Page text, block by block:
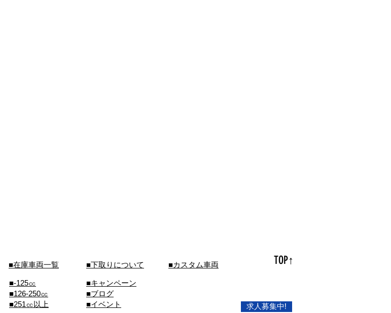
■在庫車両一覧 ■下取りについて
■-125㏄
■126-250㏄
■251㏄以上
■キャンペーン
■ブログ
■イベント
■カスタム車両 TOP↑
求人募集中!